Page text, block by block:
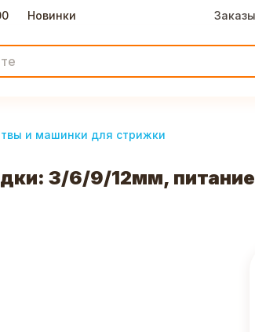
Новинки
и машинки для стрижки
3/6/9/12мм,